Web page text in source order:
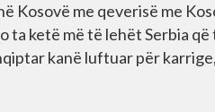
Kosovë me qeverisë me
ta ketë më të lehët Serbia
kanë luftuar për